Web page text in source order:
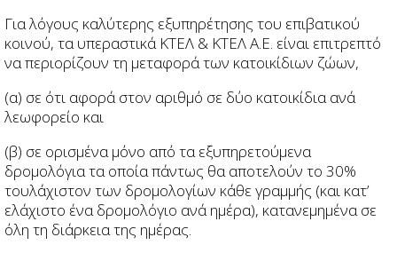
Για λόγους καλύτερης εξυπηρέτησης του επιβατικού
κοινού, τα υπεραστικά ΚΤΕΛ & ΚΤΕΛ Α.Ε. είναι επιτρεπτό
να περιορίζουν τη μεταφορά των κατοικίδιων ζώων,
(α) σε ότι αφορά στον αριθμό σε δύο κατοικίδια ανά
λεωφορείο και
(β) σε ορισμένα μόνο από τα εξυπηρετούμενα
δρομολόγια τα οποία πάντως θα αποτελούν το 30%
τουλάχιστον των δρομολογίων κάθε γραμμής (και κατ’
ελάχιστο ένα δρομολόγιο ανά ημέρα), κατανεμημένα σε
όλη τη διάρκεια της ημέρας.